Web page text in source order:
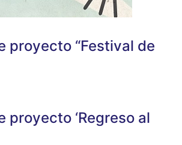
proyecto “Festival de
proyecto ‘Regreso al